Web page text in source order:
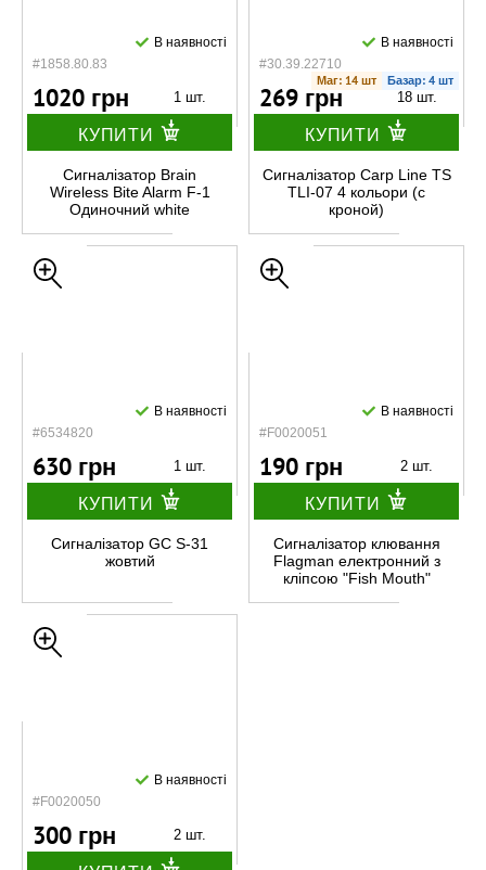
#1858.80.83
В наявності
1020 грн 1 шт.
КУПИТИ
Сигналізатор Brain
Wireless Bite Alarm F-1
Одиночний white
#30.39.22710
В наявності
Маг: 14 шт Базар: 4 шт
269 грн 18 шт.
КУПИТИ
Сигналізатор Carp Line TS
TLI-07 4 кольори (с
кроной)
#6534820
В наявності
630 грн 1 шт.
КУПИТИ
Сигналізатор GC S-31
жовтий
#F0020051
В наявності
190 грн 2 шт.
КУПИТИ
Сигналізатор клювання
Flagman електронний з
кліпсою "Fish Mouth"
#F0020050
В наявності
300 грн 2 шт.